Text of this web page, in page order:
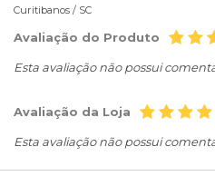
Curitibanos / SC
Avaliação do Produto
Esta avaliação não possui
Avaliação da Loja
Esta avaliação não possui